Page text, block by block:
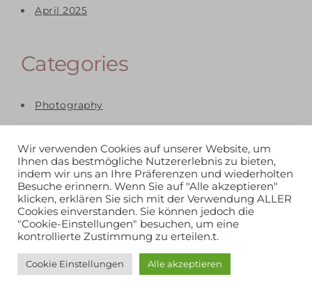
April 2025
Categories
Photography
TIII MEDIA BY THOMAS DREIER
Wir verwenden Cookies auf unserer Website, um
Ihnen das bestmögliche Nutzererlebnis zu bieten,
indem wir uns an Ihre Präferenzen und wiederholten
Besuche erinnern. Wenn Sie auf "Alle akzeptieren"
klicken, erklären Sie sich mit der Verwendung ALLER
Cookies einverstanden. Sie können jedoch die
"Cookie-Einstellungen" besuchen, um eine
kontrollierte Zustimmung zu erteilen.t.
Cookie Einstellungen Alle akzeptieren